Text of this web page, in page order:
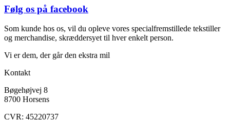
Følg os på facebook
Som kunde hos os, vil du opleve vores specialfremstillede tekstiller
og merchandise, skræddersyet til hver enkelt person.
Vi er dem, der går den ekstra mil
Kontakt
Bøgehøjvej 8
8700 Horsens
CVR: 45220737